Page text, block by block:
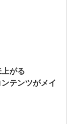
がる
テンツがメイ